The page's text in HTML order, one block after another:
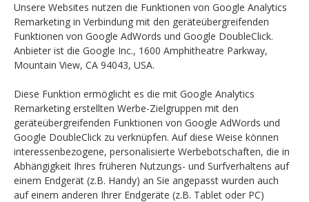
Unsere Websites nutzen die Funktionen von Google Analytics
Remarketing in Verbindung mit den geräteübergreifenden
Funktionen von Google AdWords und Google DoubleClick.
Anbieter ist die Google Inc., 1600 Amphitheatre Parkway,
Mountain View, CA 94043, USA.
Diese Funktion ermöglicht es die mit Google Analytics
Remarketing erstellten Werbe-Zielgruppen mit den
geräteübergreifenden Funktionen von Google AdWords und
Google DoubleClick zu verknüpfen. Auf diese Weise können
interessenbezogene, personalisierte Werbebotschaften, die in
Abhängigkeit Ihres früheren Nutzungs- und Surfverhaltens auf
einem Endgerät (z.B. Handy) an Sie angepasst wurden auch
auf einem anderen Ihrer Endgeräte (z.B. Tablet oder PC)